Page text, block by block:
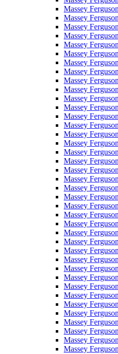
Massey
Massey
Massey
Massey
Massey
Massey
Massey
Massey
Massey
Massey
Massey
Massey
Massey
Massey
Massey
Massey
Massey
Massey
Massey
Massey
Massey
Massey
Massey
Massey
Massey
Massey
Massey
Massey
Massey
Massey
Massey
Massey
Massey
Massey
Massey
Massey
Massey
Massey
Massey